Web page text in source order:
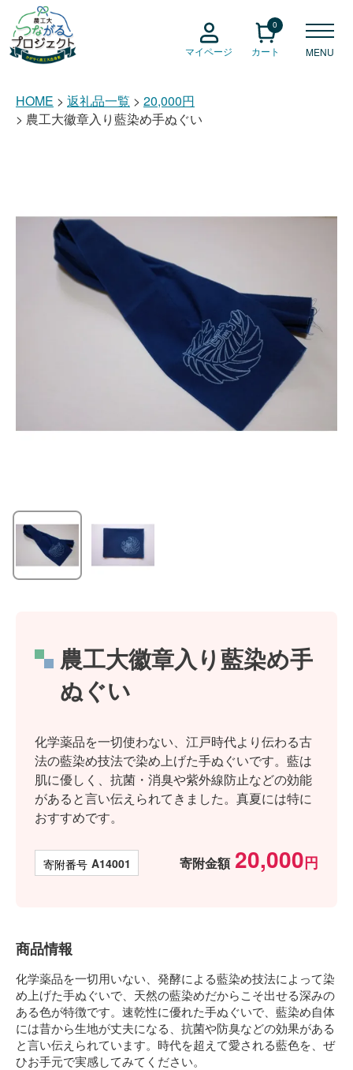
マイページ カート
0
MENU
HOME 返礼品一覧
20,000円
農工大徽章入り藍染め手ぬぐい
農工大徽章入り藍染め手
ぬぐい
化学薬品を一切使わない、江戸時代より伝わる古
法の藍染め技法で染め上げた手ぬぐいです。藍は
肌に優しく、抗菌・消臭や紫外線防止などの効能
があると言い伝えられてきました。真夏には特に
おすすめです。
商品番号 A14001 寄附金額 20,000
商品情報
化学薬品を一切用いない、発酵による藍染め技法によって染
め上げた手ぬぐいで、天然の藍染めだからこそ出せる深みの
ある色が特徴です。速乾性に優れた手ぬぐいで、藍染め自体
には昔から生地が丈夫になる、抗菌や防臭などの効果がある
と言い伝えられています。時代を超えて愛される藍色を、ぜ
ひお手元で実感してみてください。